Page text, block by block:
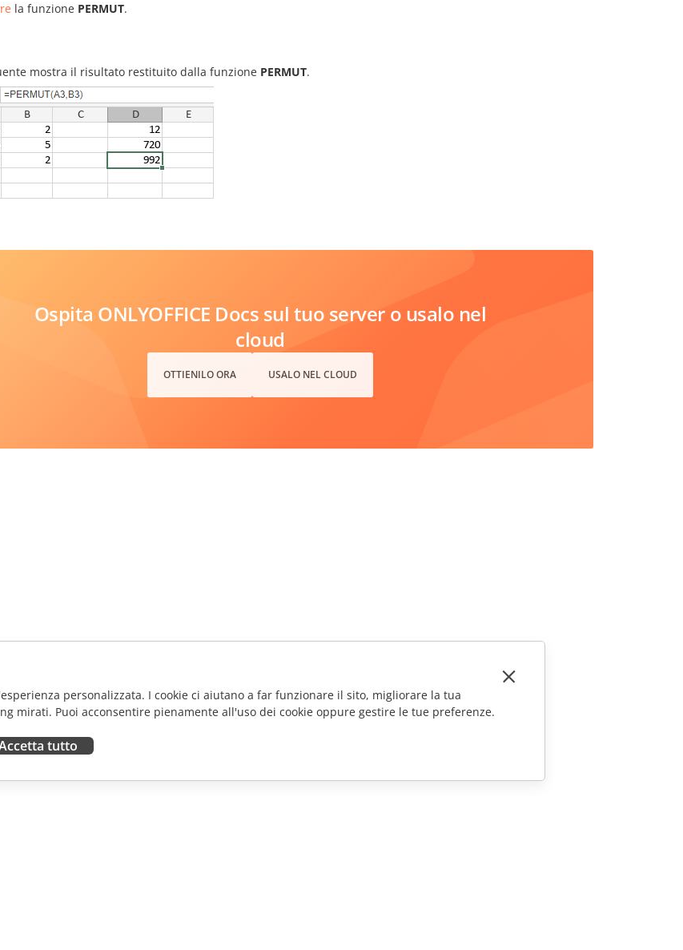
la funzione PERMUT.
mostra il risultato restituito dalla funzione PERMUT.
Ospita ONLYOFFICE Docs sul tuo server o usalo nel
cloud
OTTIENILO ORA USALO NEL CLOUD
personalizzata. I cookie ci aiutano a far funzionare il sito, migliorare la tua
mirati. Puoi acconsentire pienamente all'uso dei cookie oppure gestire le tue preferenze.
tutto